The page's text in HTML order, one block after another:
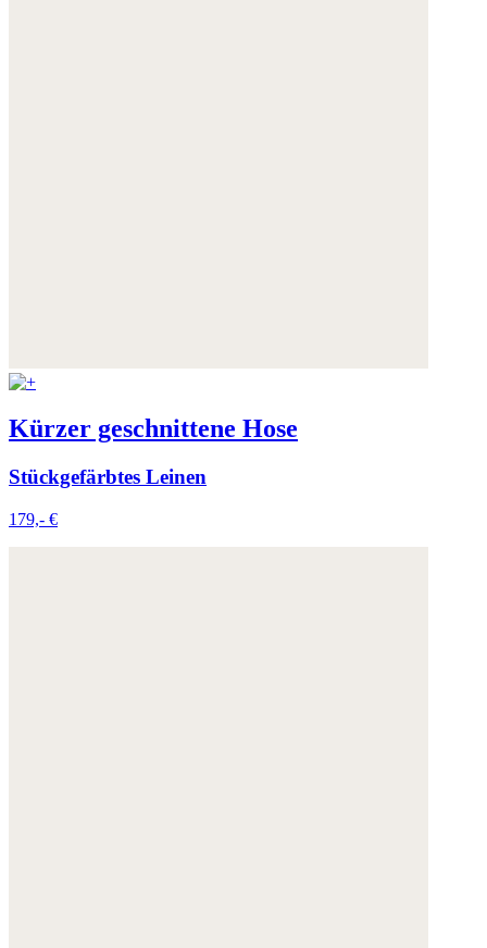
Kürzer geschnittene Hose
Stückgefärbtes Leinen
179,- €